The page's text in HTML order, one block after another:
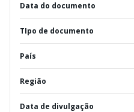
Data do documento
TIpo de documento
País
Região
Data de divulgação